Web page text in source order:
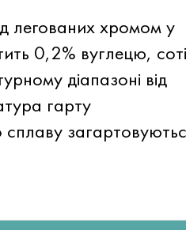
легованих хромом у
0,2% вуглецю, соті
діапазоні від
гарту
сплаву